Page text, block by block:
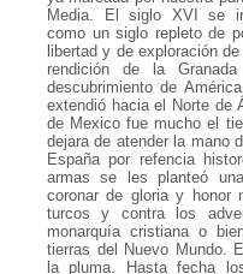
Media. El siglo XVI se
como un siglo repleto de
libertad y de exploración
rendición de la
descubrimiento de
extendió hacia el Norte de
de Mexico fue mucho el
dejara de atender la mano
España por refencia
armas se les planteó
coronar de gloria y honor
turcos y contra los
monarquía cristiana o
tierras del Nuevo Mundo.
la pluma. Hasta fecha